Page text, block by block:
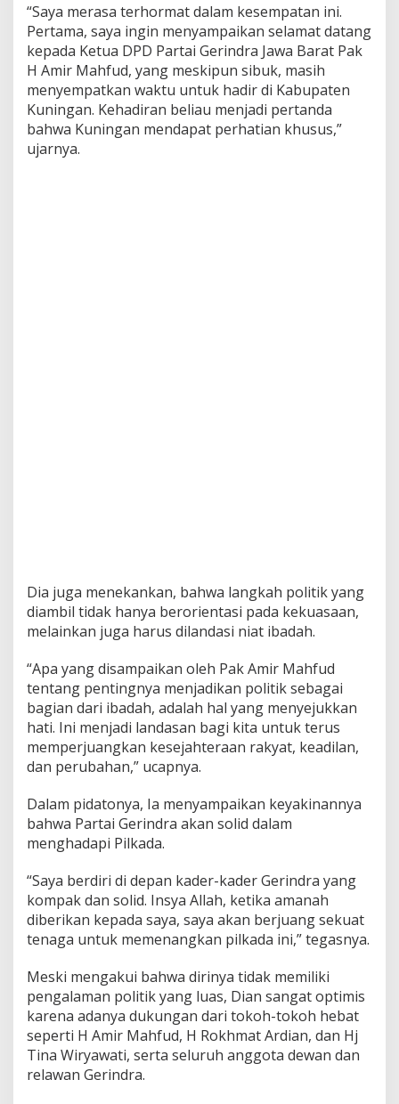
“Saya merasa terhormat dalam kesempatan ini.
Pertama, saya ingin menyampaikan selamat datang
kepada Ketua DPD Partai Gerindra Jawa Barat Pak
H Amir Mahfud, yang meskipun sibuk, masih
menyempatkan waktu untuk hadir di Kabupaten
Kuningan. Kehadiran beliau menjadi pertanda
bahwa Kuningan mendapat perhatian khusus,”
ujarnya.
Dia juga menekankan, bahwa langkah politik yang
diambil tidak hanya berorientasi pada kekuasaan,
melainkan juga harus dilandasi niat ibadah.
“Apa yang disampaikan oleh Pak Amir Mahfud
tentang pentingnya menjadikan politik sebagai
bagian dari ibadah, adalah hal yang menyejukkan
hati. Ini menjadi landasan bagi kita untuk terus
memperjuangkan kesejahteraan rakyat, keadilan,
dan perubahan,” ucapnya.
Dalam pidatonya, Ia menyampaikan keyakinannya
bahwa Partai Gerindra akan solid dalam
menghadapi Pilkada.
“Saya berdiri di depan kader-kader Gerindra yang
kompak dan solid. Insya Allah, ketika amanah
diberikan kepada saya, saya akan berjuang sekuat
tenaga untuk memenangkan pilkada ini,” tegasnya.
Meski mengakui bahwa dirinya tidak memiliki
pengalaman politik yang luas, Dian sangat optimis
karena adanya dukungan dari tokoh-tokoh hebat
seperti H Amir Mahfud, H Rokhmat Ardian, dan Hj
Tina Wiryawati, serta seluruh anggota dewan dan
relawan Gerindra.